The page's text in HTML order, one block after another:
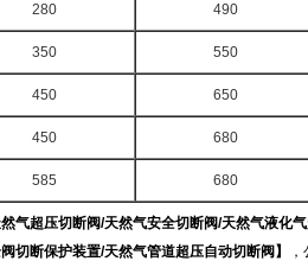
280 490
350 550
450 650
450 680
585 680
然气超压切断阀/天然气安全切断阀/天然气液化
切断保护装置/天然气管道超压自动切断阀】